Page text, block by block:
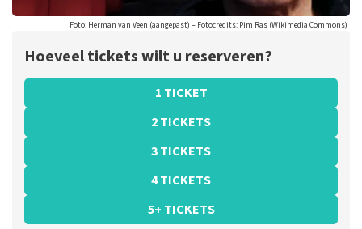
Foto: Herman van Veen (aangepast) – Fotocredits: Pim Ras (Wikimedia Commons)
Hoeveel tickets wilt u reserveren?
1 TICKET
2 TICKETS
3 TICKETS
4 TICKETS
5+ TICKETS